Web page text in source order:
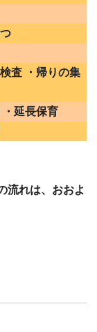
査 ・帰りの集
延長保育
れは、おおよ